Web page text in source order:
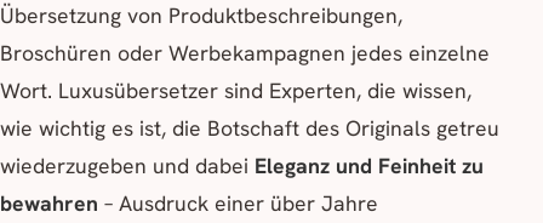
Übersetzung von Produktbeschreibungen,
Broschüren oder Werbekampagnen jedes einzelne
Wort. Luxusübersetzer sind Experten, die wissen,
wie wichtig es ist, die Botschaft des Originals getreu
wiederzugeben und dabei Eleganz und Feinheit zu
bewahren – Ausdruck einer über Jahre